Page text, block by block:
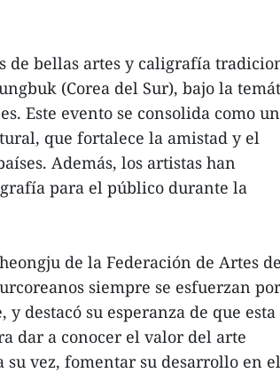
de bellas artes y caligrafía
(Corea del Sur), bajo la
Este evento se consolida como
que fortalece la amistad y el
Además, los artistas han
para el público durante la
de la Federación de Artes de
siempre se esfuerzan por
destacó su esperanza de que esta
dar a conocer el valor del arte
vez, fomentar su desarrollo en el